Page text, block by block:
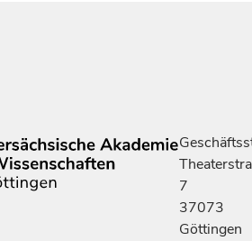
7
37073
Göttingen